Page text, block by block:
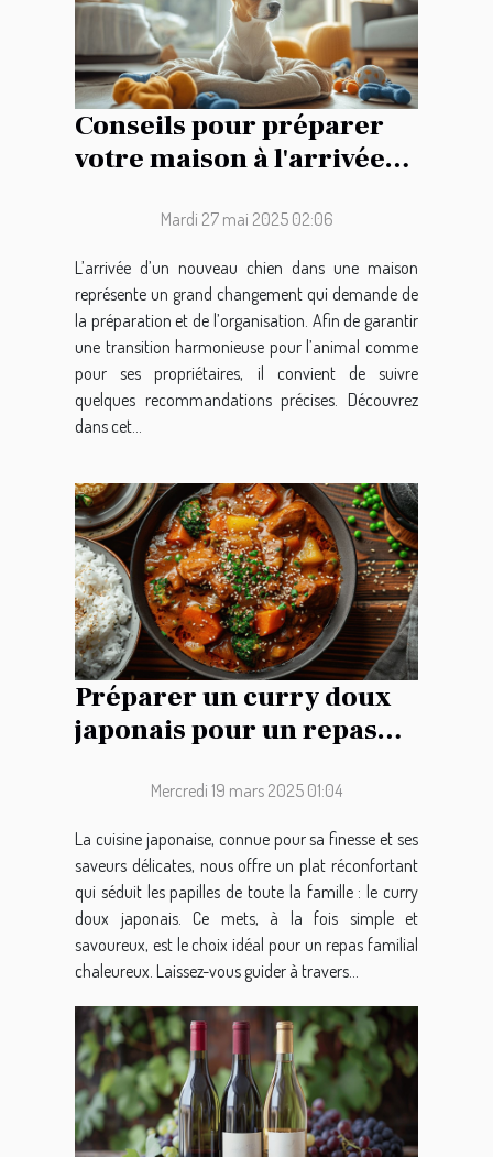
Conseils pour préparer
votre maison à l'arrivée
Mardi 27 mai 2025 02:06
L’arrivée d’un nouveau chien dans une maison
représente un grand changement qui demande de
la préparation et de l’organisation. Afin de garantir
une transition harmonieuse pour l’animal comme
pour ses propriétaires, il convient de suivre
quelques recommandations précises. Découvrez
dans cet...
Préparer un curry doux
japonais pour un repas
Mercredi 19 mars 2025 01:04
La cuisine japonaise, connue pour sa finesse et ses
saveurs délicates, nous offre un plat réconfortant
qui séduit les papilles de toute la famille : le curry
doux japonais. Ce mets, à la fois simple et
savoureux, est le choix idéal pour un repas familial
chaleureux. Laissez-vous guider à travers...